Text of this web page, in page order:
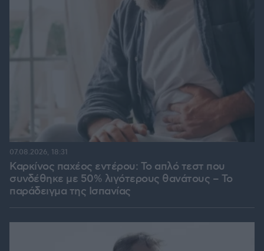
Καρκίνος παχέος εντέρου: Το απλό τεστ που
συνδέθηκε με 50% λιγότερους θανάτους – Το
παράδειγμα της Ισπανίας
07.08.2026, 18:31